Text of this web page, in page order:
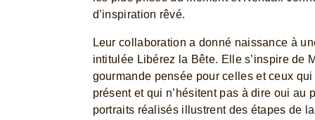
d’inspiration rêvé.
Leur collaboration a donné naissance à
intitulée Libérez la Bête. Elle s’inspire de
gourmande pensée pour celles et ceux
présent et qui n’hésitent pas à dire oui au
portraits réalisés illustrent des étapes de